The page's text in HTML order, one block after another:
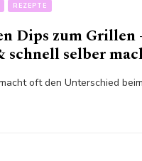
REZEPTE
Dips zum Grillen
schnell selber
oft den Unterschied beim